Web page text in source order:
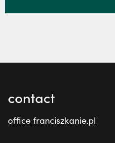
contact
office franciszkanie.pl